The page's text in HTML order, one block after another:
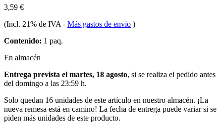
3,59 €
(Incl. 21% de IVA - Más gastos de envío )
Contenido: 1 paq.
En almacén
Entrega prevista el martes, 18 agosto, si se realiza el pedido antes
del domingo a las 23:59 h.
Solo quedan 16 unidades de este artículo en nuestro almacén. ¡La
nueva remesa está en camino! La fecha de entrega puede variar si se
piden más unidades de este producto.